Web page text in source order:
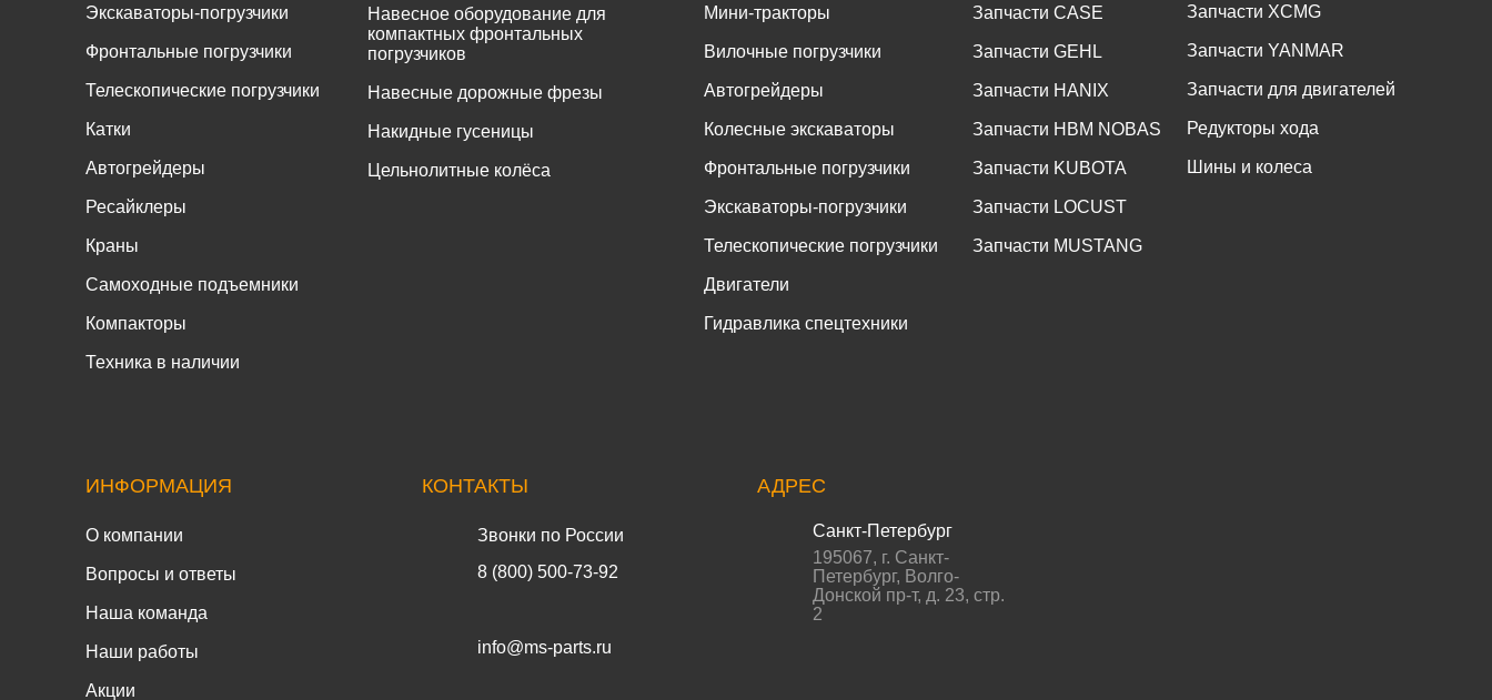
Экскаваторы-погрузчики
Фронтальные погрузчики
Телескопические погрузчики
Катки
Автогрейдеры
Ресайклеры
Краны
Самоходные подъемники
Компакторы
Техника в наличии
Навесное оборудование для
компактных фронтальных
погрузчиков
Навесные дорожные фрезы
Накидные гусеницы
Цельнолитные колёса
Мини-тракторы
Вилочные погрузчики
Автогрейдеры
Колесные экскаваторы
Фронтальные погрузчики
Экскаваторы-погрузчики
Телескопические погрузчики
Двигатели
Гидравлика спецтехники
Запчасти CASE
Запчасти GEHL
Запчасти HANIX
Запчасти HBM NOBAS
Запчасти KUBOTA
Запчасти LOCUST
Запчасти MUSTANG
Запчасти XCMG
Запчасти YANMAR
Запчасти для двигателей
Редукторы хода
Шины и колеса
ИНФОРМАЦИЯ
О компании
Вопросы и ответы
Наша команда
Наши работы
Акции
КОНТАКТЫ
Звонки по России
8 (800) 500-73-92
info@ms-parts.ru
АДРЕС
Санкт-Петербург
195067, г. Санкт-
Петербург, Волго-
Донской пр-т, д. 23, стр.
2